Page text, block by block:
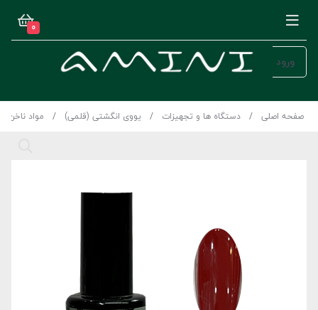
0
ورود
صفحه اصلی دستگاه ها و تجهیزات یووی انگشتی (قلمی) مواد ناخن